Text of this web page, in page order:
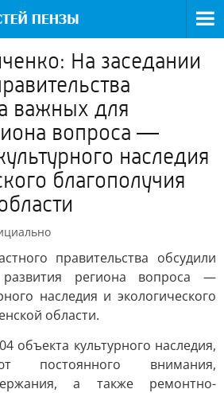
На заседании
важных для
вопроса —
наследия
благополучия
правительства обсудили
региона вопроса —
наследия и экологического
области.
объекта культурного наследия,
постоянного внимания,
а также ремонтно-